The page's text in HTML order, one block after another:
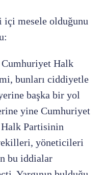
içi mesele olduğunu
Halk
bunları ciddiyetle
başka bir yol
yine Cumhuriyet
Partisinin
yöneticileri
bu iddialar